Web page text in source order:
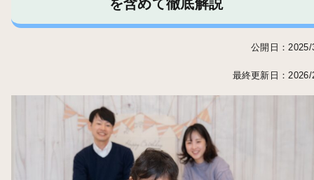
を含めて徹底解説
公開日：2025/
最終更新日：2026/